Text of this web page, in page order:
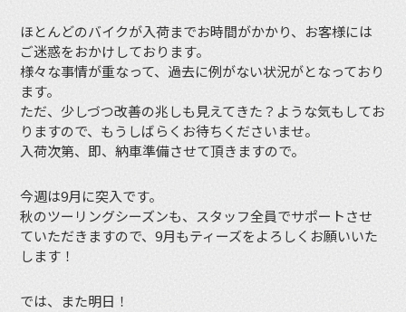
ほとんどのバイクが入荷までお時間がかかり、お客様には
ご迷惑をおかけしております。
様々な事情が重なって、過去に例がない状況がとなっており
ます。
ただ、少しづつ改善の兆しも見えてきた？ような気もしてお
りますので、もうしばらくお待ちくださいませ。
入荷次第、即、納車準備させて頂きますので。
今週は9月に突入です。
秋のツーリングシーズンも、スタッフ全員でサポートさせ
ていただきますので、9月もティーズをよろしくお願いいた
します！
では、また明日！